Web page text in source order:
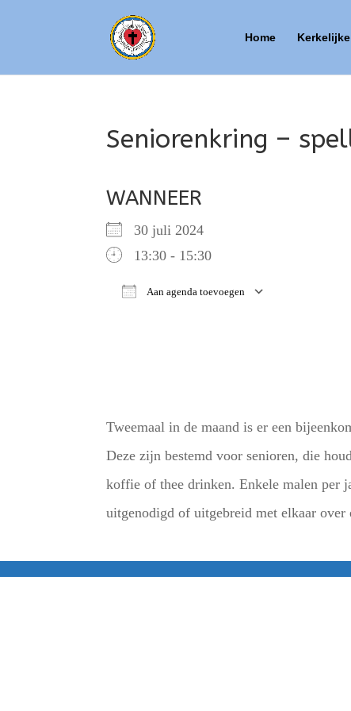
Home
Seniorenkring –
WANNEER
30 juli 2024
13:30 - 15:30
Aan agenda toevoegen
Tweemaal in de maand is er een
Deze zijn bestemd voor senioren, die
koffie of thee drinken. Enkele malen per
uitgenodigd of uitgebreid met elkaar over